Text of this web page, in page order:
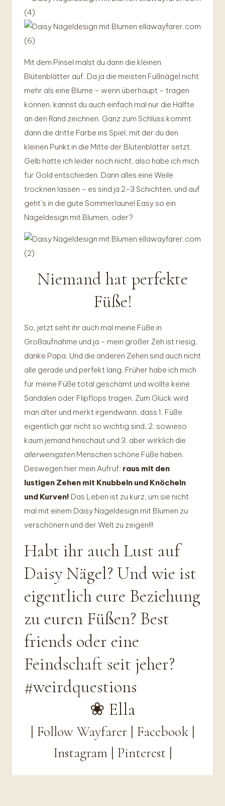
Mit dem Pinsel malst du dann die kleinen
Blütenblätter auf. Da ja die meisten Fußnägel nicht
mehr als eine Blume – wenn überhaupt – tragen
können, kannst du auch einfach mal nur die Hälfte
an den Rand zeichnen. Ganz zum Schluss kommt
dann die dritte Farbe ins Spiel, mit der du den
kleinen Punkt in die Mitte der Blütenblätter setzt.
Gelb hatte ich leider noch nicht, also habe ich mich
für Gold entschieden. Dann alles eine Weile
trocknen lassen – es sind ja 2-3 Schichten, und auf
geht’s in die gute Sommerlaune! Easy so ein
Nageldesign mit Blumen, oder?
Niemand hat perfekte
Füße!
So, jetzt seht ihr auch mal meine Füße in
Großaufnahme und ja – mein großer Zeh ist riesig,
danke Papa. Und die anderen Zehen sind auch nicht
alle gerade und perfekt lang. Früher habe ich mich
für meine Füße total geschämt und wollte keine
Sandalen oder Flipflops tragen. Zum Glück wird
man älter und merkt irgendwann, dass 1. Füße
eigentlich gar nicht so wichtig sind, 2. sowieso
kaum jemand hinschaut und 3. aber wirklich die
allerwenigsten Menschen schöne Füße haben.
Deswegen hier mein Aufruf: raus mit den
lustigen Zehen mit Knubbeln und Knöcheln
und Kurven! Das Leben ist zu kurz, um sie nicht
mal mit einem Daisy Nageldesign mit Blumen zu
verschönern und der Welt zu zeigen!!!
Habt ihr auch Lust auf
Daisy Nägel? Und wie ist
eigentlich eure Beziehung
zu euren Füßen? Best
friends oder eine
Feindschaft seit jeher?
#weirdquestions
❀ Ella
| Follow Wayfarer | Facebook |
Instagram | Pinterest |